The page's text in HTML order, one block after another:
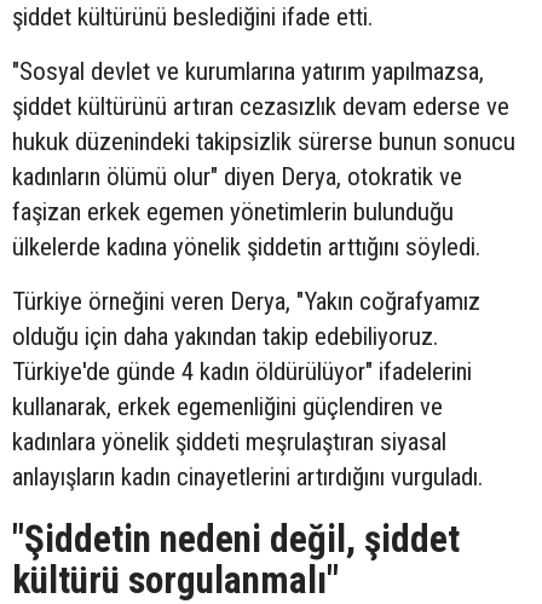
şiddet kültürünü beslediğini ifade etti.
"Sosyal devlet ve kurumlarına yatırım yapılmazsa,
şiddet kültürünü artıran cezasızlık devam ederse ve
hukuk düzenindeki takipsizlik sürerse bunun sonucu
kadınların ölümü olur" diyen Derya, otokratik ve
faşizan erkek egemen yönetimlerin bulunduğu
ülkelerde kadına yönelik şiddetin arttığını söyledi.
Türkiye örneğini veren Derya, "Yakın coğrafyamız
olduğu için daha yakından takip edebiliyoruz.
Türkiye'de günde 4 kadın öldürülüyor" ifadelerini
kullanarak, erkek egemenliğini güçlendiren ve
kadınlara yönelik şiddeti meşrulaştıran siyasal
anlayışların kadın cinayetlerini artırdığını vurguladı.
"Şiddetin nedeni değil, şiddet
kültürü sorgulanmalı"